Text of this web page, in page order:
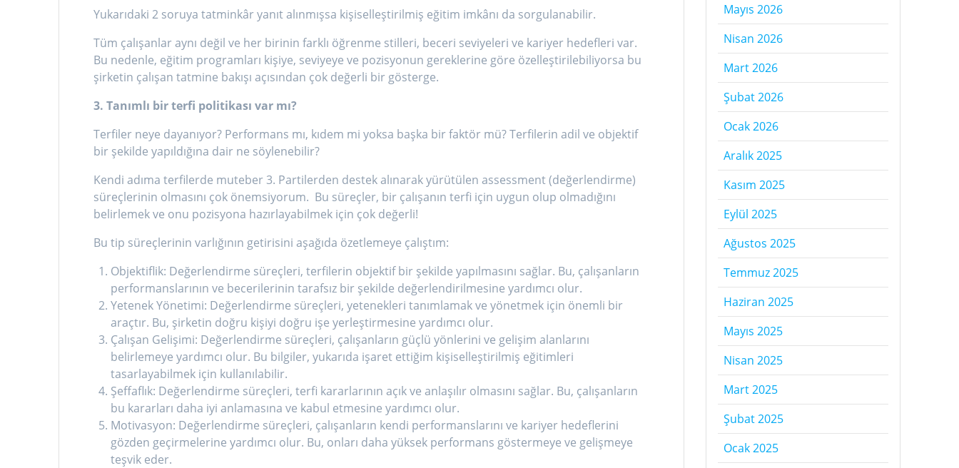
Yukarıdaki 2 soruya tatminkâr yanıt alınmışsa kişiselleştirilmiş eğitim imkânı da sorgulanabilir.
Tüm çalışanlar aynı değil ve her birinin farklı öğrenme stilleri, beceri seviyeleri ve kariyer hedefleri var.
Bu nedenle, eğitim programları kişiye, seviyeye ve pozisyonun gereklerine göre özelleştirilebiliyorsa bu
şirketin çalışan tatmine bakışı açısından çok değerli bir gösterge.
3. Tanımlı bir terfi politikası var mı?
Terfiler neye dayanıyor? Performans mı, kıdem mi yoksa başka bir faktör mü? Terfilerin adil ve objektif
bir şekilde yapıldığına dair ne söylenebilir?
Kendi adıma terfilerde muteber 3. Partilerden destek alınarak yürütülen assessment (değerlendirme)
süreçlerinin olmasını çok önemsiyorum. Bu süreçler, bir çalışanın terfi için uygun olup olmadığını
belirlemek ve onu pozisyona hazırlayabilmek için çok değerli!
Bu tip süreçlerinin varlığının getirisini aşağıda özetlemeye çalıştım:
Objektiflik: Değerlendirme süreçleri, terfilerin objektif bir şekilde yapılmasını sağlar. Bu, çalışanların
performanslarının ve becerilerinin tarafsız bir şekilde değerlendirilmesine yardımcı olur.
Yetenek Yönetimi: Değerlendirme süreçleri, yetenekleri tanımlamak ve yönetmek için önemli bir
araçtır. Bu, şirketin doğru kişiyi doğru işe yerleştirmesine yardımcı olur.
Çalışan Gelişimi: Değerlendirme süreçleri, çalışanların güçlü yönlerini ve gelişim alanlarını
belirlemeye yardımcı olur. Bu bilgiler, yukarıda işaret ettiğim kişiselleştirilmiş eğitimleri
tasarlayabilmek için kullanılabilir.
Şeffaflık: Değerlendirme süreçleri, terfi kararlarının açık ve anlaşılır olmasını sağlar. Bu, çalışanların
bu kararları daha iyi anlamasına ve kabul etmesine yardımcı olur.
Motivasyon: Değerlendirme süreçleri, çalışanların kendi performanslarını ve kariyer hedeflerini
gözden geçirmelerine yardımcı olur. Bu, onları daha yüksek performans göstermeye ve gelişmeye
teşvik eder.
Mayıs 2026
Nisan 2026
Mart 2026
Şubat 2026
Ocak 2026
Aralık 2025
Kasım 2025
Eylül 2025
Ağustos 2025
Temmuz 2025
Haziran 2025
Mayıs 2025
Nisan 2025
Mart 2025
Şubat 2025
Ocak 2025